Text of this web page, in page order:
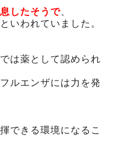
したそうで
いわれていました。
は薬として認められ
ルエンザには力を発
できる環境になるこ